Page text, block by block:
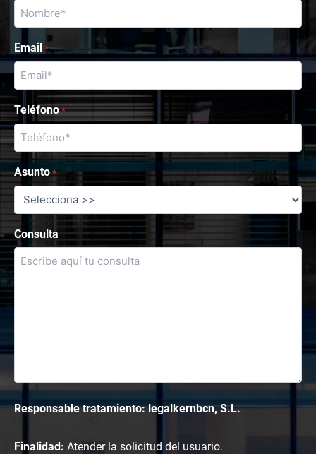
Email *
Teléfono *
Asunto *
Consulta
Responsable tratamiento: legalkernbcn, S.L.
Finalidad: Atender la solicitud del usuario.